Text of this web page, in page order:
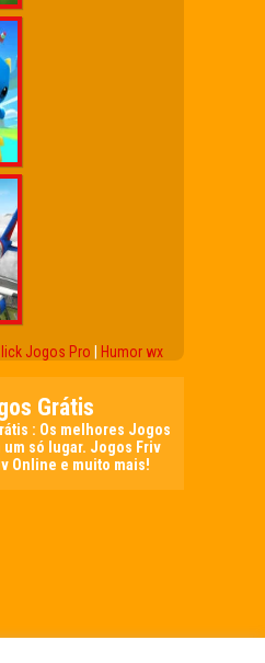
Jogos Pro Humor wx
Grátis
: Os melhores Jogos
só lugar. Jogos Friv
Online e muito mais!